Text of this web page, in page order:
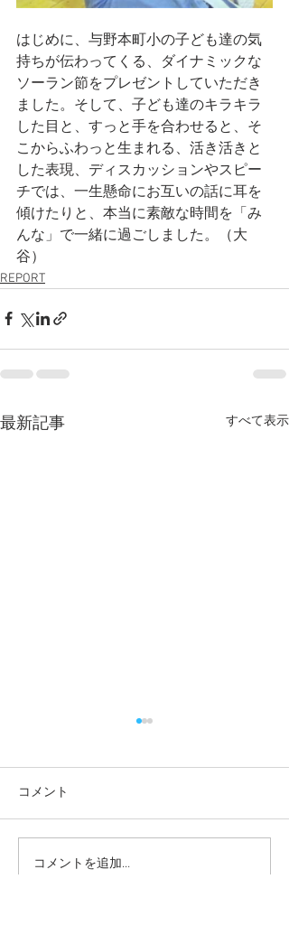
はじめに、与野本町小の子ども達の気
持ちが伝わってくる、ダイナミックな
ソーラン節をプレゼントしていただき
ました。そして、子ども達のキラキラ
した目と、すっと手を合わせると、そ
こからふわっと生まれる、活き活きと
した表現、ディスカッションやスピー
チでは、一生懸命にお互いの話に耳を
傾けたりと、本当に素敵な時間を「み
んな」で一緒に過ごしました。（大
谷）
REPORT
最新記事 すべて表示
第3回グリーングリーンの
コメント
コメントを追加…